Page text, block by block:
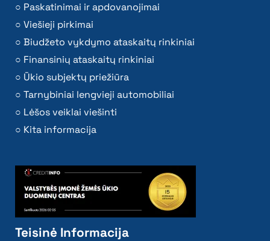
Paskatinimai ir apdovanojimai
Viešieji pirkimai
Biudžeto vykdymo ataskaitų rinkiniai
Finansinių ataskaitų rinkiniai
Ūkio subjektų priežiūra
Tarnybiniai lengvieji automobiliai
Lėšos veiklai viešinti
Kita informacija
Teisinė Informacija